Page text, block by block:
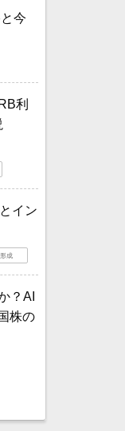
今
利
イン
成
？AI
株の